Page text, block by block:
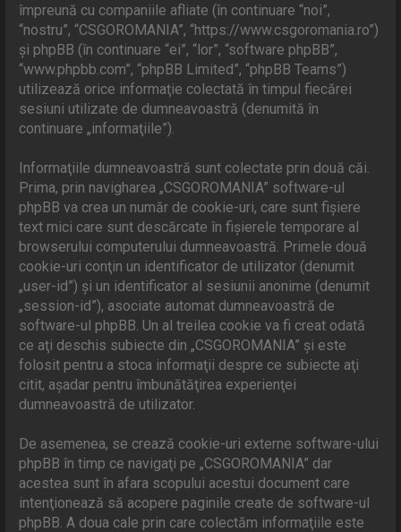
împreună cu companiile afliate (în continuare “noi”,
“nostru”, “CSGOROMANIA”, “https://www.csgoromania.ro”)
şi phpBB (în continuare “ei”, “lor”, “software phpBB”,
“www.phpbb.com”, “phpBB Limited”, “phpBB Teams”)
utilizează orice informaţie colectată în timpul fiecărei
sesiuni utilizate de dumneavoastră (denumită în
continuare „informaţiile”).
Informaţiile dumneavoastră sunt colectate prin două căi.
Prima, prin navigharea „CSGOROMANIA” software-ul
phpBB va crea un număr de cookie-uri, care sunt fişiere
text mici care sunt descărcate în fişierele temporare al
browserului computerului dumneavoastră. Primele două
cookie-uri conţin un identificator de utilizator (denumit
„user-id”) şi un identificator al sesiunii anonime (denumit
„session-id”), asociate automat dumneavoastră de
software-ul phpBB. Un al treilea cookie va fi creat odată
ce aţi deschis subiecte din „CSGOROMANIA” şi este
folosit pentru a stoca informaţii despre ce subiecte aţi
citit, aşadar pentru îmbunătăţirea experienţei
dumneavoastră de utilizator.
De asemenea, se crează cookie-uri externe software-ului
phpBB în timp ce navigaţi pe „CSGOROMANIA” dar
acestea sunt în afara scopului acestui document care
intenţionează să acopere paginile create de software-ul
phpBB. A doua cale prin care colectăm informaţiile este